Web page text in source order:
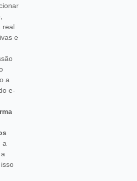
real
e
a
e-
a